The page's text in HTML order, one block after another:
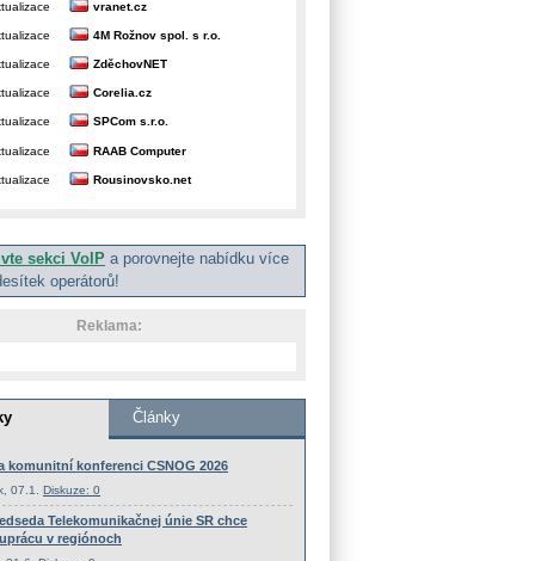
vranet.cz
4M Rožnov spol. s r.o.
ZděchovNET
Corelia.cz
SPCom s.r.o.
RAAB Computer
Rousinovsko.net
sekci VoIP a porovnejte nabídku více
operátorů!
Reklama: